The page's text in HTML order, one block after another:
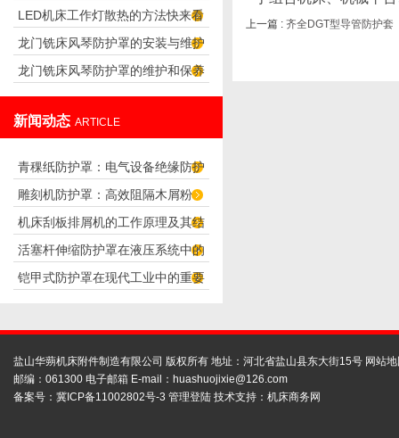
打造管道“精密封口”
LED机床工作灯散热的方法快来看
看吧！
龙门铣床风琴防护罩的安装与维护
技巧
龙门铣床风琴防护罩的维护和保养
新闻动态 ARTICLE
青稞纸防护罩：电气设备绝缘防护
专用方案
雕刻机防护罩：高效阻隔木屑粉
尘，守护设备精度与安全
机床刮板排屑机的工作原理及其结
构分析
活塞杆伸缩防护罩在液压系统中的
应用
铠甲式防护罩在现代工业中的重要
上一篇 : 齐全DGT型导管防护套
盐山华蒴机床附件制造有限公司 版权所有 地址：河北省盐山县东大街15号 网站
邮编：061300 电子邮箱 E-mail： huashuojixie@126.com
备案号： 冀ICP备11002802号-3 管理登陆 技术支持： 机床商务网